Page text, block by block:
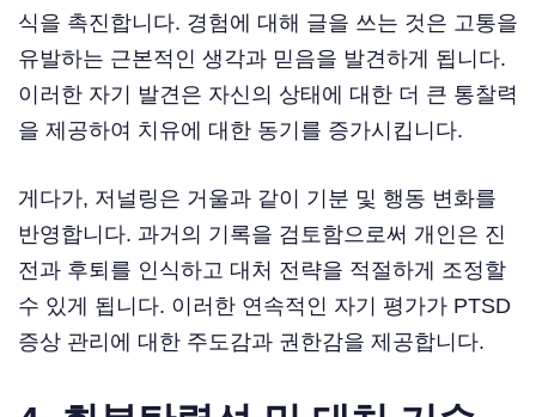
식을 촉진합니다. 경험에 대해 글을 쓰는 것은 고통을
유발하는 근본적인 생각과 믿음을 발견하게 됩니다.
이러한 자기 발견은 자신의 상태에 대한 더 큰 통찰력
을 제공하여 치유에 대한 동기를 증가시킵니다.
게다가, 저널링은 거울과 같이 기분 및 행동 변화를
반영합니다. 과거의 기록을 검토함으로써 개인은 진
전과 후퇴를 인식하고 대처 전략을 적절하게 조정할
수 있게 됩니다. 이러한 연속적인 자기 평가가 PTSD
증상 관리에 대한 주도감과 권한감을 제공합니다.